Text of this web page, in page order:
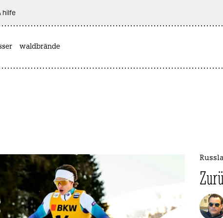
hilfe
waldbrände